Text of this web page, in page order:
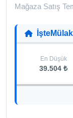
Mağaza Satış
En Düşük
39.504 ₺